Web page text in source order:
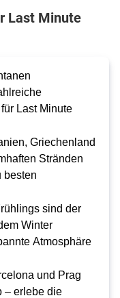
Last Minute
Last Minute
Griechenland
Stränden
besten
sind der
Winter
Atmosphäre
und Prag
– erlebe die